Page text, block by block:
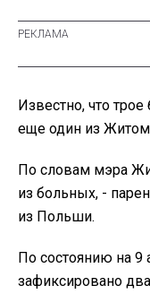
Известно, что
еще один из
По словам мэра
из больных, -
из Польши.
По состоянию на 9
зафиксировано